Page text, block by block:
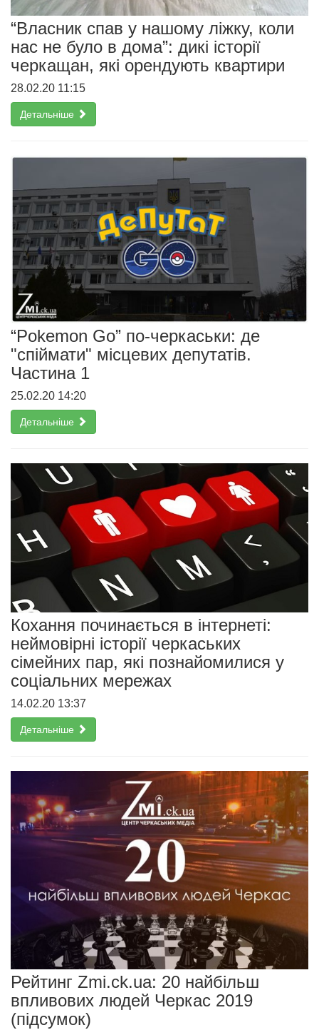
“Власник спав у нашому ліжку, коли
нас не було в дома”: дикі історії
черкащан, які орендують квартири
28.02.20 11:15
Детальніше
“Pokemon Go” по-черкаськи: де
"спіймати" місцевих депутатів.
Частина 1
25.02.20 14:20
Детальніше
Кохання починається в інтернеті:
неймовірні історії черкаських
сімейних пар, які познайомилися у
соціальних мережах
14.02.20 13:37
Детальніше
Рейтинг Zmi.ck.ua: 20 найбільш
впливових людей Черкас 2019
(підсумок)